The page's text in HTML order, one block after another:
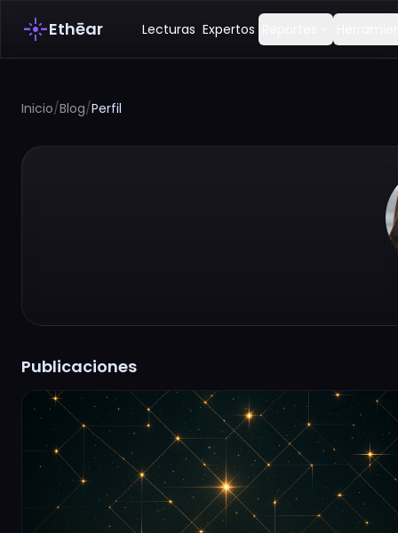
flareEthēar Lecturas Expertos
Inicio/Blog/Perfil
Publicaciones